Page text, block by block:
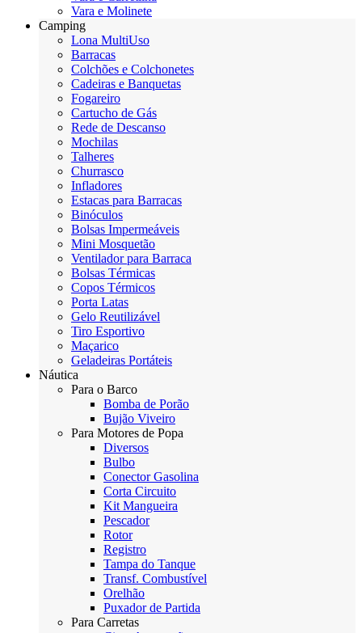
Vara e Molinete
Camping
Lona MultiUso
Barracas
Colchões e Colchonetes
Cadeiras e Banquetas
Fogareiro
Cartucho de Gás
Rede de Descanso
Mochilas
Talheres
Churrasco
Infladores
Estacas para Barracas
Binóculos
Bolsas Impermeáveis
Mini Mosquetão
Ventilador para Barraca
Bolsas Térmicas
Copos Térmicos
Porta Latas
Gelo Reutilizável
Tiro Esportivo
Maçarico
Geladeiras Portáteis
Náutica
Para o Barco
Bomba de Porão
Bujão Viveiro
Para Motores de Popa
Diversos
Bulbo
Conector Gasolina
Corta Circuito
Kit Mangueira
Pescador
Rotor
Registro
Tampa do Tanque
Transf. Combustível
Orelhão
Puxador de Partida
Para Carretas